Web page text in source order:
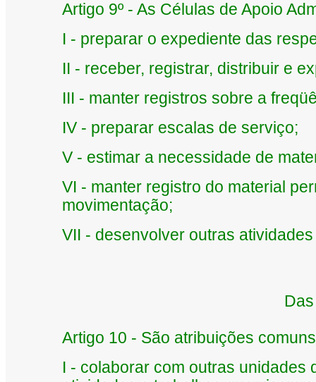
Artigo 9º - As Células de Apoio
I - preparar o expediente das
II - receber, registrar, distribuir e
III - manter registros sobre a
IV - preparar escalas de serviço;
V - estimar a necessidade de
VI - manter registro do material
movimentação;
VII - desenvolver outras
Artigo 10 - São atribuições
I - colaborar com outras unidades